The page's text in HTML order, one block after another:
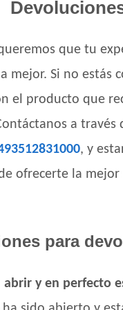
Natural Recipe Perro
Perro Adulto Raza
Adultos de Raza
Perro Adulto de Raza
Canine Cardiac Health
Canine Gastrointestinal Aid
Canine Mobility AID
Canine Renal
que tu
mejor. Si no estás
el producto que
a través
, y
ofrecerte la mejor
para
abrir y en perfecto